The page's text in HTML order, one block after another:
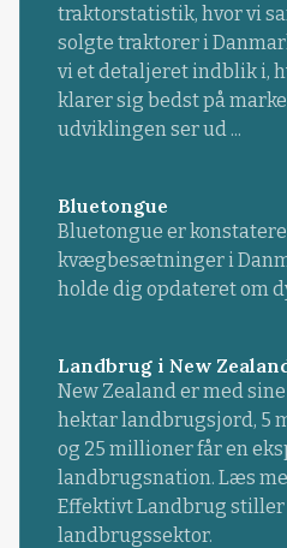
traktorstatistik, hvor vi
solgte traktorer i
vi et detaljeret indblik i,
klarer sig bedst på
udviklingen ser ud ...
Bluetongue
Bluetongue er
kvægbesætninger i
holde dig opdateret om
Landbrug i New
New Zealand er med
hektar landbrugsjord, 5
og 25 millioner får en
landbrugsnation. Læs
Effektivt Landbrug
landbrugssektor.